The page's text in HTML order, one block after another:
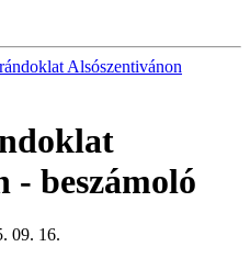
Alsószentivánon
- beszámoló
09. 16.